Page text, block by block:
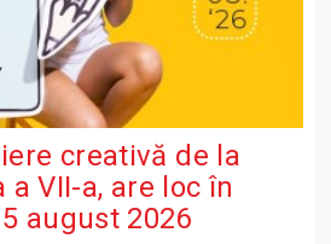
creativă de la
VII-a, are loc în
august 2026